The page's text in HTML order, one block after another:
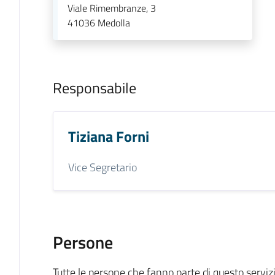
Viale Rimembranze, 3
41036 Medolla
Responsabile
Tiziana Forni
Vice Segretario
Persone